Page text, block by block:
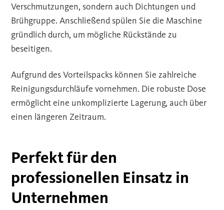
Verschmutzungen, sondern auch Dichtungen und
Brühgruppe. Anschließend spülen Sie die Maschine
gründlich durch, um mögliche Rückstände zu
beseitigen.
Aufgrund des Vorteilspacks können Sie zahlreiche
Reinigungsdurchläufe vornehmen. Die robuste Dose
ermöglicht eine unkomplizierte Lagerung, auch über
einen längeren Zeitraum.
Perfekt für den
professionellen Einsatz in
Unternehmen